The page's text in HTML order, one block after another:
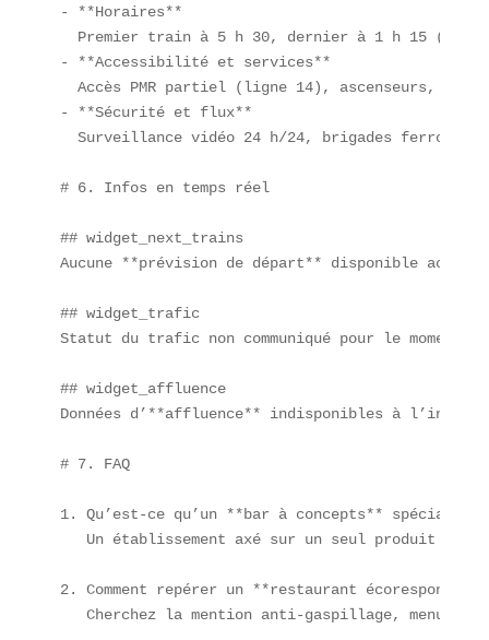
- **Horaires**
Premier train à 5 h 30, dernier à 1 h 15
- **Accessibilité et services**
Accès PMR partiel (ligne 14), ascenseurs,
- **Sécurité et flux**
Surveillance vidéo 24 h/24, brigades
# 6. Infos en temps réel
## widget_next_trains
Aucune **prévision de départ** disponible
## widget_trafic
Statut du trafic non communiqué pour le moment.
## widget_affluence
Données d’**affluence** indisponibles à
# 7. FAQ
1. Qu’est-ce qu’un **bar à concepts**
Un établissement axé sur un seul produit
2. Comment repérer un **restaurant
Cherchez la mention anti-gaspillage, menus